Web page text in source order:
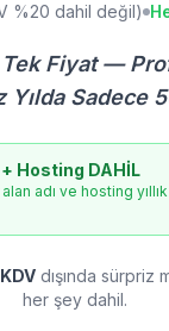
%20 dahil değil)
Tek Fiyat —
Yılda Sadece
+ Hosting DAHİL
adı ve hosting
dışında
her şey dahil.